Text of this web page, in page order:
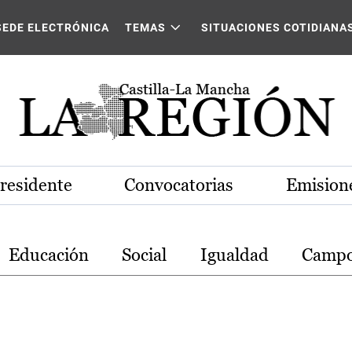
La Mancha
ELECTRÓNICA TEMAS SITUACIONES
Convocatorias
Educación Social Igualdad